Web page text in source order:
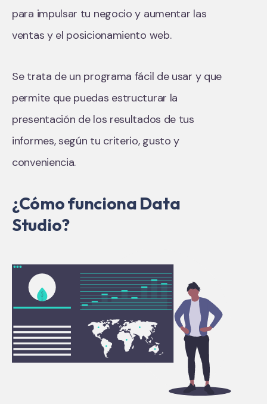
para impulsar tu negocio y aumentar las
ventas y el posicionamiento web.
Se trata de un programa fácil de usar y que
permite que puedas estructurar la
presentación de los resultados de tus
informes, según tu criterio, gusto y
conveniencia.
¿Cómo funciona Data
Studio?